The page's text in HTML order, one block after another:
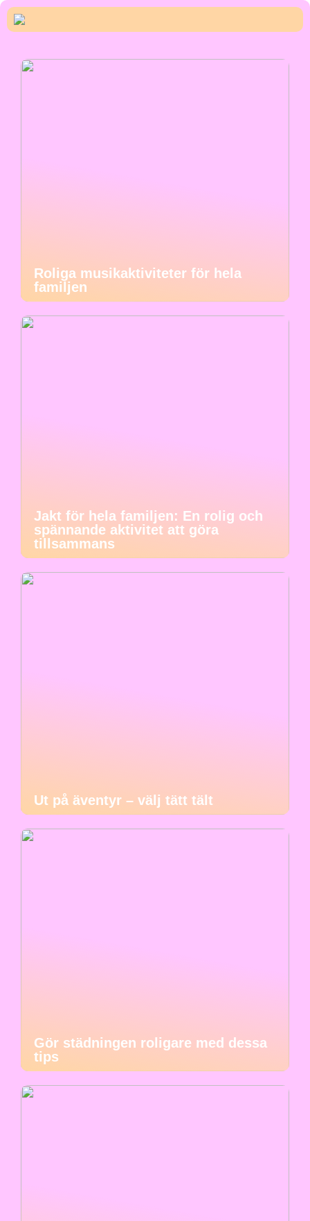
Roliga musikaktiviteter för hela
familjen
Jakt för hela familjen: En rolig och
spännande aktivitet att göra
tillsammans
Ut på äventyr – välj tätt tält
Gör städningen roligare med dessa
tips